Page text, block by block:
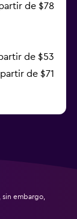
de $78
de $53
de $71
embargo,